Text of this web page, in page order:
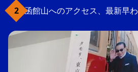
函館山へのアクセス、最新早